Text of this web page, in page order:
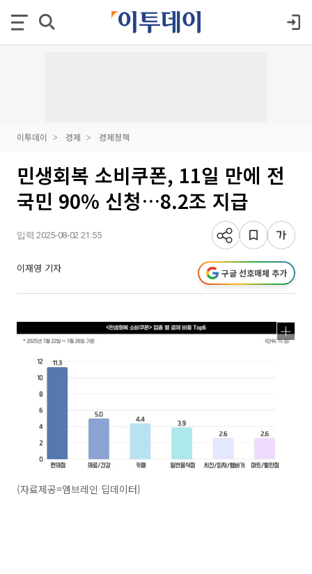
이투데이 경제 경제정책
민생회복 소비쿠폰, 11일 만에 전
국민 90% 신청…8.2조 지급
입력 2025-08-02 21:55
이재영 기자 구글 선호매체 추가
(자료제공=엠브레인 딥데이터)